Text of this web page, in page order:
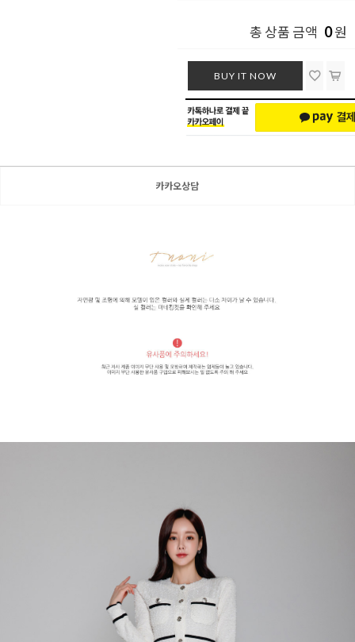
총 상품 금액 0원
BUY IT NOW
카카오상담